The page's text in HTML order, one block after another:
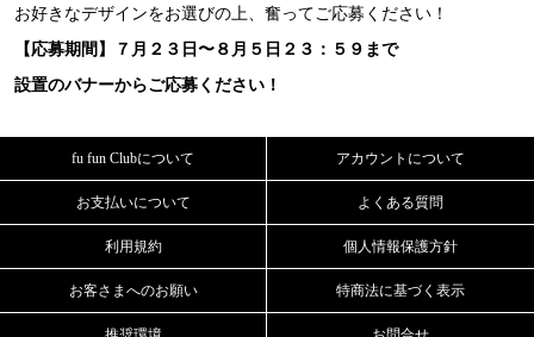
お好きなデザインをお選びの上、奮ってご応募ください！
【応募期間】７月２３日〜８月５日２３：５９まで
設置のバナーからご応募ください！
fu fun Clubについて アカウントについて
お支払いについて よくある質問
利用規約 個人情報保護方針
お客さまへのお願い 特商法に基づく表示